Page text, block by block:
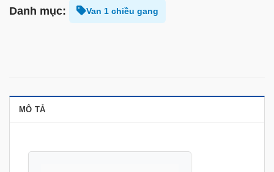
Danh mục: Van 1 chiều gang
MÔ TẢ